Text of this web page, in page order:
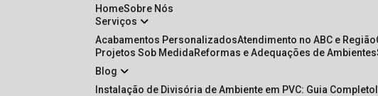
Home Sobre Nós
Serviços
Acabamentos Personalizados Atendimento no ABC e Região
Projetos Sob Medida
Reformas e Adequações de Ambientes
Blog
Instalação de Divisória de Ambiente em PVC: Guia Completo